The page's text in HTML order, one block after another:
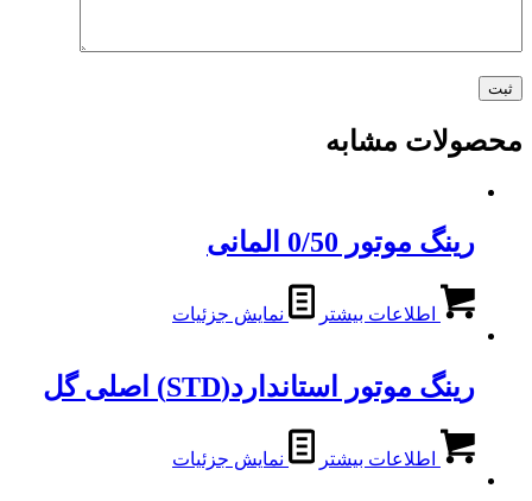
محصولات مشابه
رینگ موتور 0/50 المانی
اطلاعات بیشتر نمایش جزئیات
رینگ موتور استاندارد(STD) اصلی گل
اطلاعات بیشتر نمایش جزئیات